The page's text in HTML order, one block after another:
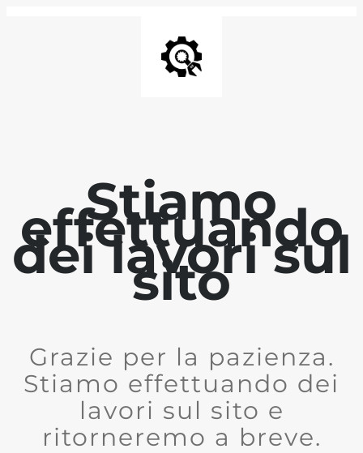
Stiamo
effettuando
dei lavori sul
sito
Grazie per la pazienza.
Stiamo effettuando dei
lavori sul sito e
ritorneremo a breve.